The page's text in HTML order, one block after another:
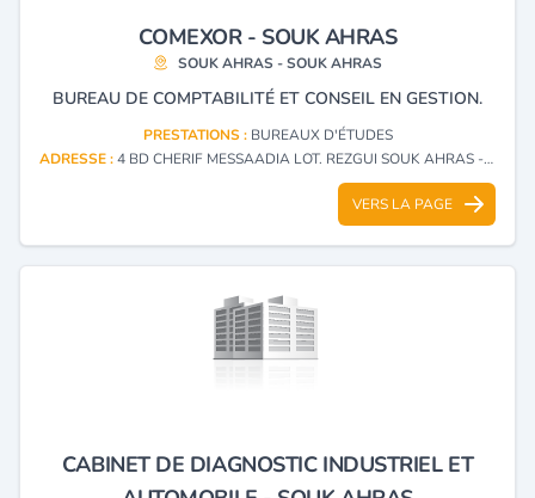
COMEXOR - SOUK AHRAS
SOUK AHRAS - SOUK AHRAS
BUREAU DE COMPTABILITÉ ET CONSEIL EN GESTION.
PRESTATIONS : BUREAUX D'ÉTUDES
ADRESSE :4 BD CHERIF MESSAADIA LOT. REZGUI SOUK AHRAS - SOUK AHRAS
VERS LA PAGE
CABINET DE DIAGNOSTIC INDUSTRIEL ET